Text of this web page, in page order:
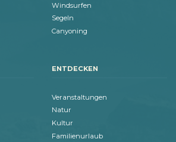
Windsurfen
Segeln
Canyoning
ENTDECKEN
Veranstaltungen
Natur
Kultur
Familienurlaub